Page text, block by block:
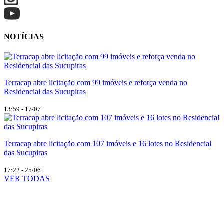
NOTÍCIAS
Terracap abre licitação com 99 imóveis e reforça venda no
Residencial das Sucupiras
13:59 - 17/07
Terracap abre licitação com 107 imóveis e 16 lotes no Residencial
das Sucupiras
17:22 - 25/06
VER TODAS